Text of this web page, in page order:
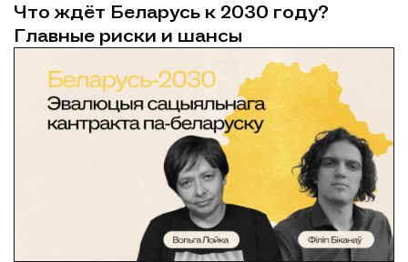
Что ждёт Беларусь к 2030 году?
Главные риски и шансы